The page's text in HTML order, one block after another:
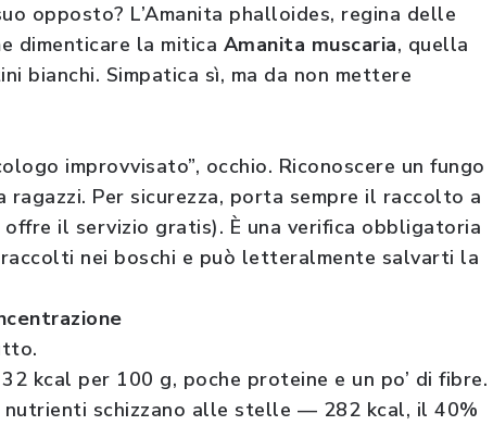
opposto? L’Amanita phalloides, regina delle
dimenticare la mitica Amanita muscaria, quella
bianchi. Simpatica sì, ma da non mettere
improvvisato”, occhio. Riconoscere un fungo
ragazzi. Per sicurezza, porta sempre il raccolto a
il servizio gratis). È una verifica obbligatoria
nei boschi e può letteralmente salvarti la
kcal per 100 g, poche proteine e un po’ di fibre.
nutrienti schizzano alle stelle — 282 kcal, il 40%